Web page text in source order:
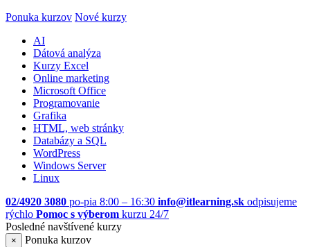
Ponuka kurzov Nové kurzy
AI
Dátová analýza
Kurzy Excel
Online marketing
Microsoft Office
Programovanie
Grafika
HTML, web stránky
Databázy a SQL
WordPress
Windows Server
Linux
02/4920 3080 po-pia 8:00 – 16:30 info@itlearning.sk odpisujeme
rýchlo Pomoc s výberom kurzu 24/7
Posledné navštívené kurzy
×
Ponuka kurzov